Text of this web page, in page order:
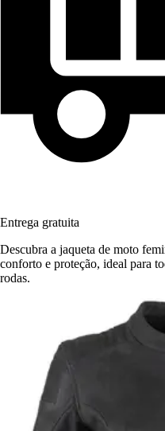
Entrega gratuita
Descubra a jaqueta de moto
conforto e proteção, ideal para
rodas.